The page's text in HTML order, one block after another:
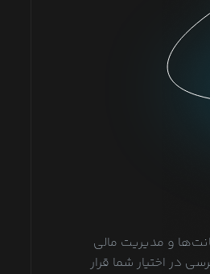
و مدیریت مالی
در اختیار شما قرار